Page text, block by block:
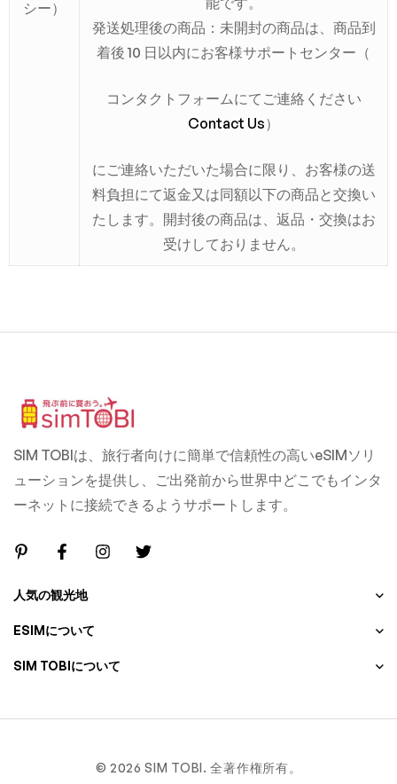
シー）
発送処理後の商品：未開封の商品は、商品到
着後 10 日以内にお客様サポートセンター（
コンタクトフォームにてご連絡ください
Contact Us）
にご連絡いただいた場合に限り、お客様の送
料負担にて返金又は同額以下の商品と交換い
たします。開封後の商品は、返品・交換はお
受けしておりません。
SIM TOBIは、旅行者向けに簡単で信頼性の高いeSIMソリ
ューションを提供し、ご出発前から世界中どこでもインタ
ーネットに接続できるようサポートします。
人気の観光地
ESIMについて
SIM TOBIについて
© 2026 SIM TOBI. 全著作権所有。